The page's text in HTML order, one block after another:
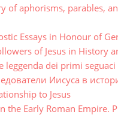
of aphorisms, parables,
Essays in Honour of
of Jesus in History
dei primi seguaci
Иисуса в
to Jesus
Early Roman Empire.